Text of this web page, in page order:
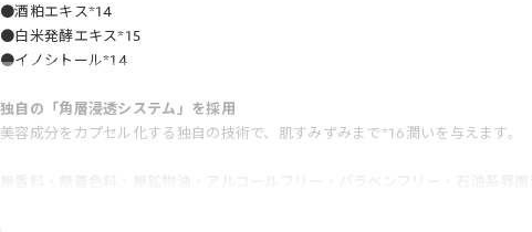
●酒粕エキス*14
●白米発酵エキス*15
●イノシトール*14
独自の「角層浸透システム」を採用
美容成分をカプセル化する独自の技術で、肌すみずみまで*16潤いを与えます。